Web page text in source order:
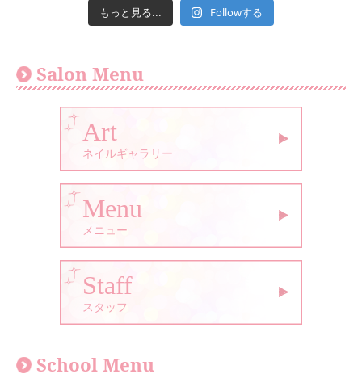
もっと見る... Followする
Salon Menu
Art
ネイルギャラリー
Menu
メニュー
Staff
スタッフ
School Menu